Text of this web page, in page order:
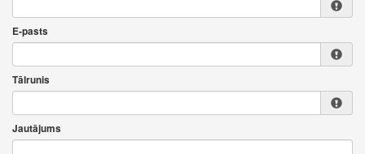
E-pasts
Tālrunis
Jautājums